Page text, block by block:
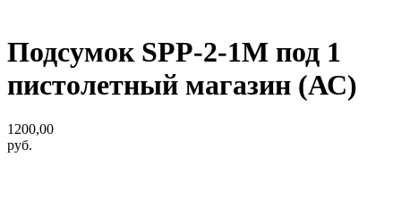
Подсумок SPP-2-1M под 1
пистолетный магазин (АС)
1200,00
руб.